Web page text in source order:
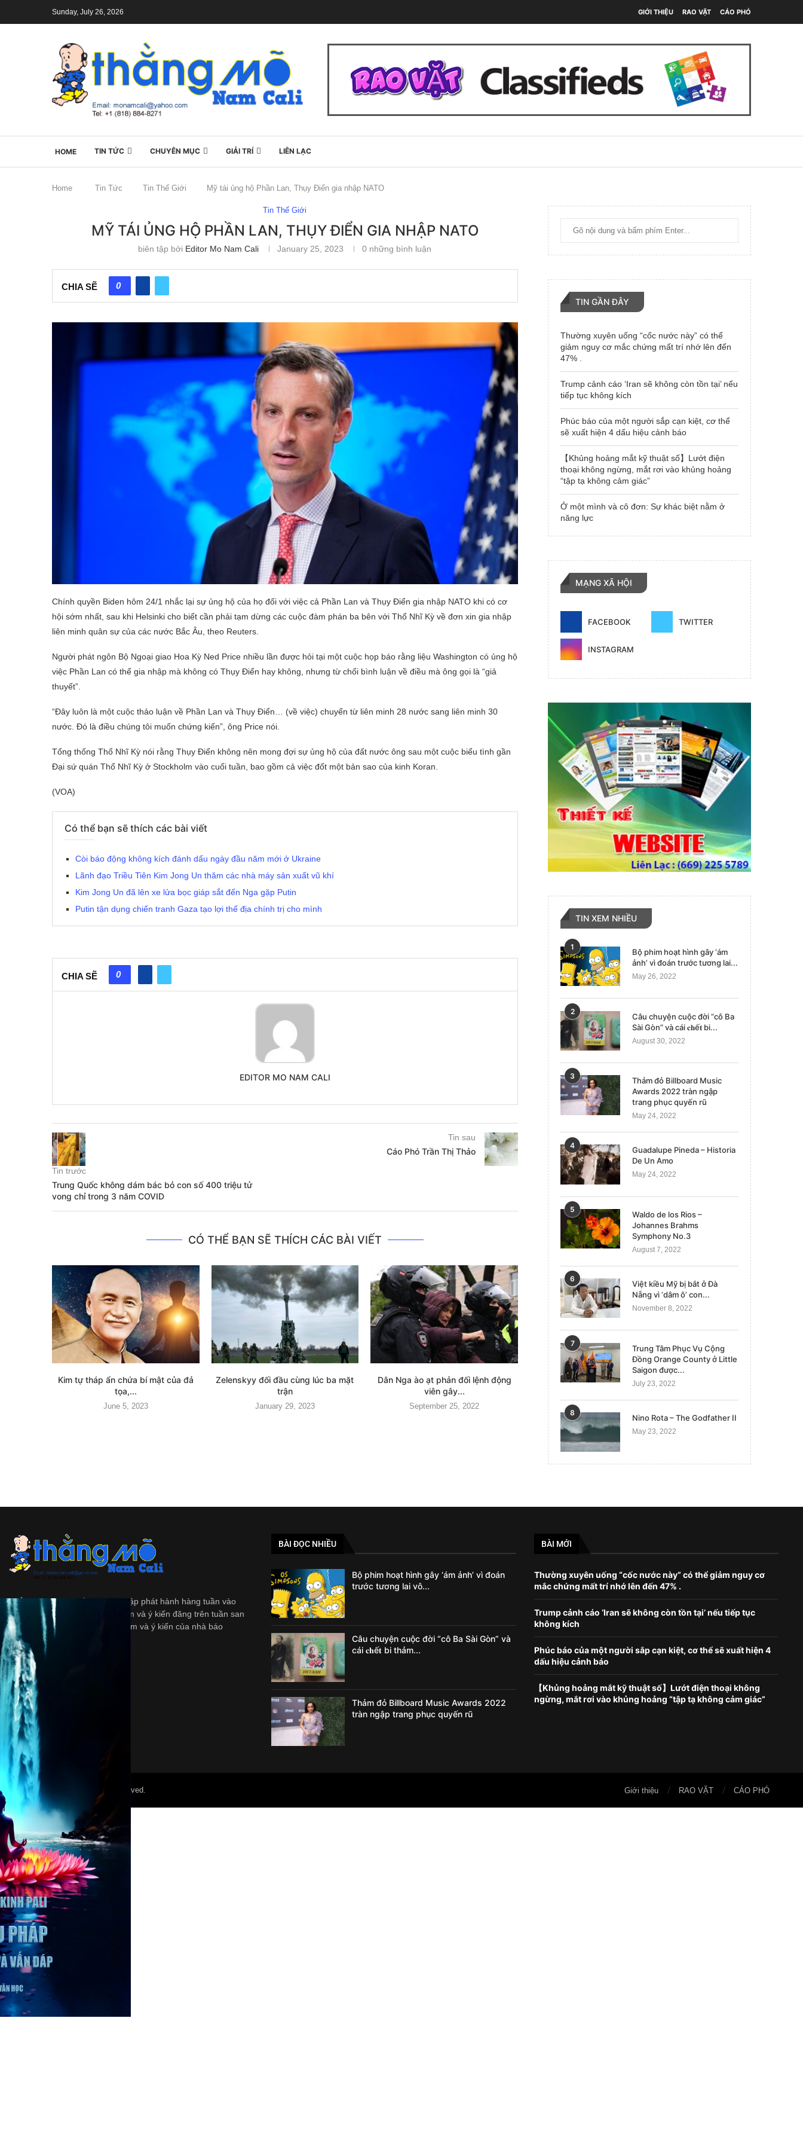
Sunday, July 26, 2026 GIỚI THIỆU RAO VẶT CÁO PHÓ
HOME TIN TỨC CHUYÊN MỤC GIẢI TRÍ LIÊN LẠC
Home Tin Tức Tin Thế Giới Mỹ tái ủng hộ Phần Lan, Thụy Điển gia nhập NATO
Tin Thế Giới
MỸ TÁI ỦNG HỘ PHẦN LAN, THỤY ĐIỂN GIA NHẬP NATO
biên tập bởi Editor Mo Nam Cali January 25, 2023 0 những bình luận
CHIA SẼ 0
Chính quyền Biden hôm 24/1 nhắc lại sự ủng hộ của họ đối với việc cả Phần Lan và Thụy Điển gia nhập NATO khi có cơ
hội sớm nhất, sau khi Helsinki cho biết cần phải tạm dừng các cuộc đàm phán ba bên với Thổ Nhĩ Kỳ về đơn xin gia nhập
liên minh quân sự của các nước Bắc Âu, theo Reuters.
Người phát ngôn Bộ Ngoại giao Hoa Kỳ Ned Price nhiều lần được hỏi tại một cuộc họp báo rằng liệu Washington có ủng hộ
việc Phần Lan có thể gia nhập mà không có Thụy Điển hay không, nhưng từ chối bình luận về điều mà ông gọi là “giả
thuyết”.
“Đây luôn là một cuộc thảo luận về Phần Lan và Thụy Điển… (về việc) chuyển từ liên minh 28 nước sang liên minh 30
nước. Đó là điều chúng tôi muốn chứng kiến”, ông Price nói.
Tổng thống Thổ Nhĩ Kỳ nói rằng Thụy Điển không nên mong đợi sự ủng hộ của đất nước ông sau một cuộc biểu tình gần
Đại sứ quán Thổ Nhĩ Kỳ ở Stockholm vào cuối tuần, bao gồm cả việc đốt một bản sao của kinh Koran.
(VOA)
Có thể bạn sẽ thích các bài viết
Còi báo động không kích đánh dấu ngày đầu năm mới ở Ukraine
Lãnh đạo Triều Tiên Kim Jong Un thăm các nhà máy sản xuất vũ khí
Kim Jong Un đã lên xe lửa bọc giáp sắt đến Nga gặp Putin
Putin tận dụng chiến tranh Gaza tạo lợi thế địa chính trị cho mình
CHIA SẼ 0
EDITOR MO NAM CALI
Tin trước
Trung Quốc không dám bác bỏ con số 400 triệu tử
vong chỉ trong 3 năm COVID
Tin sau
Cáo Phó Trần Thị Thảo
CÓ THỂ BẠN SẼ THÍCH CÁC BÀI VIẾT
Kim tự tháp ẩn chứa bí mật của đả
tọa,...
June 5, 2023
Zelenskyy đối đầu cùng lúc ba mặt
trận
January 29, 2023
Dân Nga ào ạt phản đối lệnh động
viên gây...
September 25, 2022
Máy bay không người lái Ukraine tấn
September 18, 2023
Ba Lan chọn công ty Mỹ
máy hạt...
October 30, 2022
TIN GẦN ĐÂY
Thường xuyên uống “cốc nước này” có thể
giảm nguy cơ mắc chứng mất trí nhớ lên đến
47% .
Trump cảnh cáo ‘Iran sẽ không còn tồn tại’ nếu
tiếp tục không kích
Phúc báo của một người sắp cạn kiệt, cơ thể
sẽ xuất hiện 4 dấu hiệu cảnh báo
【Khủng hoảng mắt kỹ thuật số】Lướt điện
thoại không ngừng, mắt rơi vào khủng hoảng
“tập tạ không cảm giác”
Ở một mình và cô đơn: Sự khác biệt nằm ở
năng lực
MẠNG XÃ HỘI
FACEBOOK TWITTER
INSTAGRAM
TIN XEM NHIỀU
1
Bộ phim hoạt hình gây ‘ám
ảnh’ vì đoán trước tương lai...
May 26, 2022
2
Câu chuyện cuộc đời “cô Ba
Sài Gòn” và cái 𝐜𝐡ế𝐭 bi...
August 30, 2022
3
Thảm đỏ Billboard Music
Awards 2022 tràn ngập
trang phục quyến rũ
May 24, 2022
4
Guadalupe Pineda – Historia
De Un Amo
May 24, 2022
5
Waldo de los Rios –
Johannes Brahms
Symphony No.3
August 7, 2022
6
Việt kiều Mỹ bị bắt ở Đà
Nẵng vì ‘dâm ô’ con...
November 8, 2022
7
Trung Tâm Phục Vụ Cộng
Đồng Orange County ở Little
Saigon được...
July 23, 2022
8
Nino Rota – The Godfather II
May 23, 2022
Thằng Mõlà tập tuần san độc lập phát hành hàng tuần vào
ngày Thứ Bảy. Những quan diểm và ý kiến đăng trên tuần san
này không nhất thiết là quan diểm và ý kiến của nhà báo
và/hoặc là người bảo trợ.
BÀI ĐỌC NHIỀU
Bộ phim hoạt hình gây ‘ám ảnh’ vì đoán
trước tương lai vô...
Câu chuyện cuộc đời “cô Ba Sài Gòn” và
cái 𝐜𝐡ế𝐭 bi thảm...
Thảm đỏ Billboard Music Awards 2022
tràn ngập trang phục quyến rũ
BÀI MỚI
Thường xuyên uống “cốc nước này” có thể giảm nguy cơ
mắc chứng mất trí nhớ lên đến 47% .
Trump cảnh cáo ‘Iran sẽ không còn tồn tại’ nếu tiếp tục
không kích
Phúc báo của một người sắp cạn kiệt, cơ thể sẽ xuất hiện 4
dấu hiệu cảnh báo
【Khủng hoảng mắt kỹ thuật số】Lướt điện thoại không
ngừng, mắt rơi vào khủng hoảng “tập tạ không cảm giác”
©2022 Mỏ Nam Cali. All Right Reserved. Giới thiệu RAO VẶT CÁO PHÓ